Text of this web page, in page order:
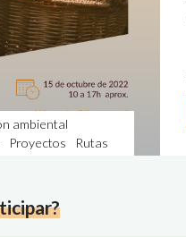
ambiental
Proyectos Rutas